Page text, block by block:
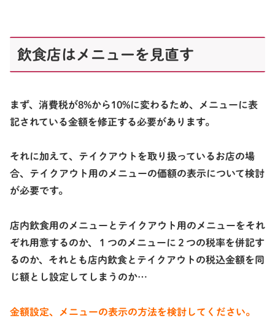
飲食店はメニューを見直す
まず、消費税が8%から10%に変わるため、メニューに表
記されている金額を修正する必要があります。
それに加えて、テイクアウトを取り扱っているお店の場
合、テイクアウト用のメニューの価額の表示について検討
が必要です。
店内飲食用のメニューとテイクアウト用のメニューをそれ
ぞれ用意するのか、１つのメニューに２つの税率を併記す
るのか、それとも店内飲食とテイクアウトの税込金額を同
じ額とし設定してしまうのか…
金額設定、メニューの表示の方法を検討してください。